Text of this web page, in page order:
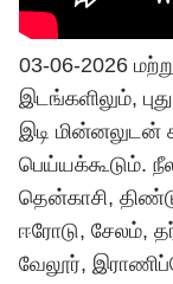
03-06-2026
இடங்களிலும்,
இடி மின்னலுடன்
பெய்யக்கூடும்.
தென்காசி,
ஈரோடு, சேலம்,
வேலூர்,